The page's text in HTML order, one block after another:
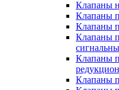
Клапаны
Клапаны
Клапаны
Клапаны
Клапаны
Клапаны